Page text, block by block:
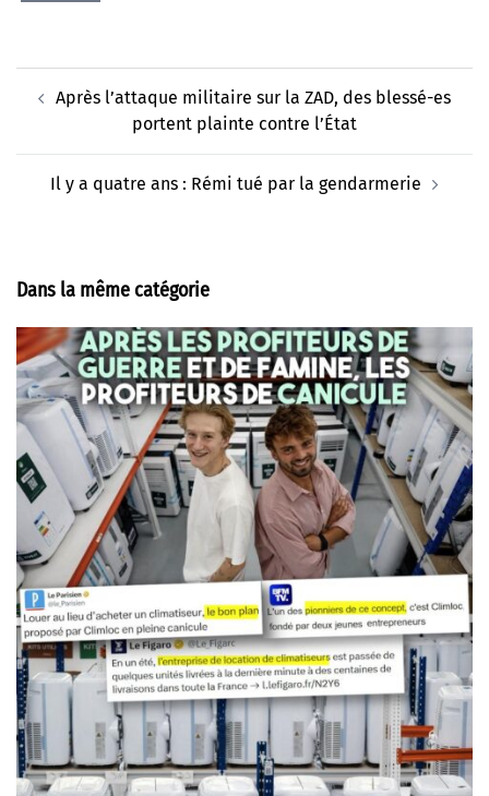
d’article
Après l’attaque militaire sur la ZAD, des blessé-es
portent plainte contre l’État
Il y a quatre ans : Rémi tué par la gendarmerie
Dans la même catégorie